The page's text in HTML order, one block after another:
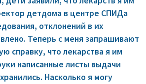
детдома в центре СПИДа
отклонений в их
Теперь с меня запрашивают
справку, что лекарства я им
написанные листы выдачи
Насколько я могу